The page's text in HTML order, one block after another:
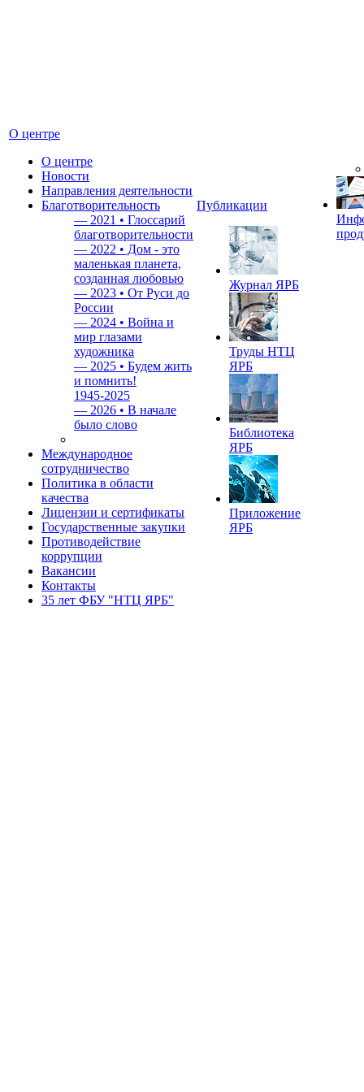
О центре
О центре
Новости
Направления деятельности
Благотворительность
— 2021 • Глоссарий
благотворительности
— 2022 • Дом - это
маленькая планета,
созданная любовью
— 2023 • От Руси до
России
— 2024 • Война и
мир глазами
художника
— 2025 • Будем жить
и помнить!
1945-2025
— 2026 • В начале
было слово
Международное
сотрудничество
Политика в области
качества
Лицензии и сертификаты
Государственные закупки
Противодействие
коррупции
Вакансии
Контакты
35 лет ФБУ "НТЦ ЯРБ"
Публикации
Журнал ЯРБ
Труды НТЦ
ЯРБ
Библиотека
ЯРБ
Приложение
ЯРБ